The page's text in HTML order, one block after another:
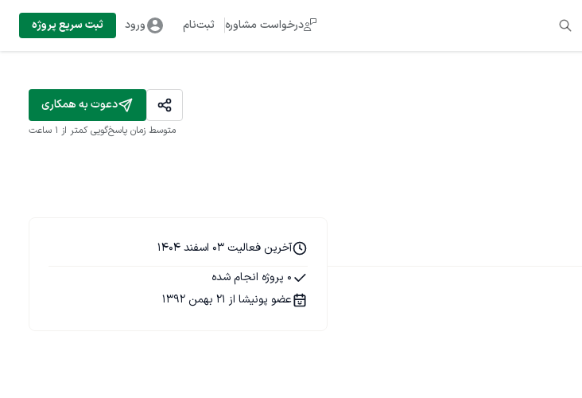
درخواست مشاوره ثبت‌نام ورود ثبت سریع پروژه
دعوت به همکاری
متوسط زمان پاسخ‌گویی کمتر از 1 ساعت
آخرین فعالیت 03 اسفند 1404
0 پروژه انجام شده
عضو پونیشا از 21 بهمن 1392